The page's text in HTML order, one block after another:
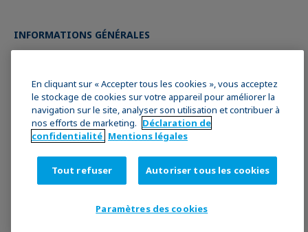
INFORMATIONS GÉNÉRALES
Mentions légales
Déclaration de confidentialité des données
Politique en matière de cookies
Conditions générales
REJOIGNEZ LA COMMUNAUTÉ KRÜSS
En cliquant sur « Accepter tous les cookies », vous acceptez
le stockage de cookies sur votre appareil pour améliorer la
navigation sur le site, analyser son utilisation et contribuer à
nos efforts de marketing. Déclaration de
confidentialité Mentions légales
Tout refuser Autoriser tous les cookies
Paramètres des cookies